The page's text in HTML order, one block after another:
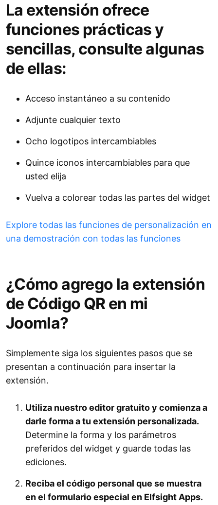
La extensión ofrece
funciones prácticas y
sencillas, consulte algunas
de ellas:
Acceso instantáneo a su contenido
Adjunte cualquier texto
Ocho logotipos intercambiables
Quince iconos intercambiables para que
usted elija
Vuelva a colorear todas las partes del widget
Explore todas las funciones de personalización en
una demostración con todas las funciones
¿Cómo agrego la extensión
de Código QR en mi
Joomla?
Simplemente siga los siguientes pasos que se
presentan a continuación para insertar la
extensión.
Utiliza nuestro editor gratuito y comienza a
darle forma a tu extensión personalizada.
Determine la forma y los parámetros
preferidos del widget y guarde todas las
ediciones.
Reciba el código personal que se muestra
en el formulario especial en Elfsight Apps.